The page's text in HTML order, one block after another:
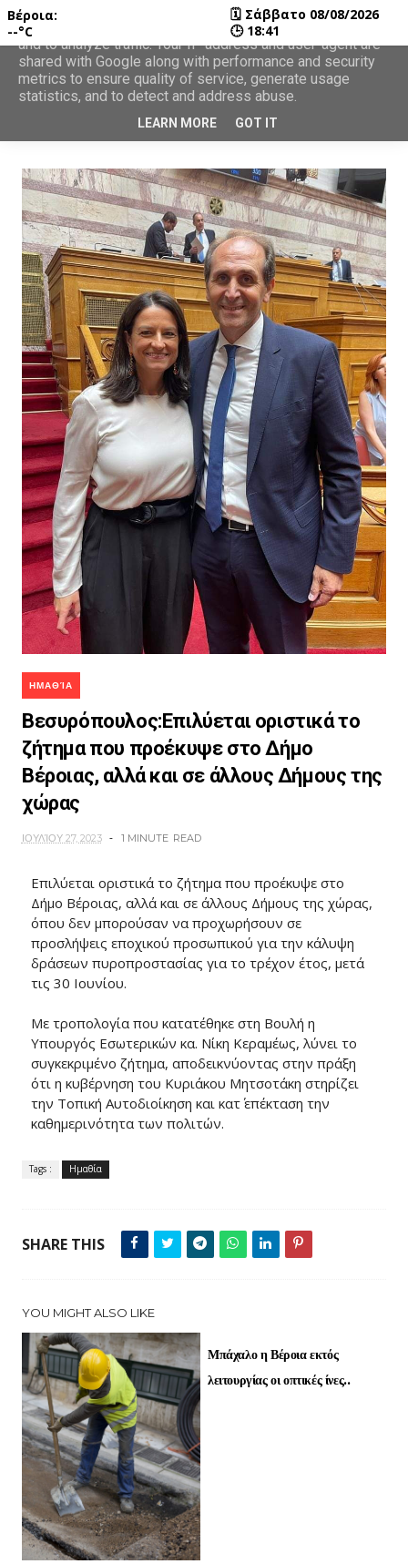
ΗΜΑΘΊΑ
Βεσυρόπουλος:Επιλύεται οριστικά το
ζήτημα που προέκυψε στο Δήμο
Βέροιας, αλλά και σε άλλους Δήμους της
χώρας
ΙΟΥΛΊΟΥ 27, 2023 1 MINUTE READ
Επιλύεται οριστικά το ζήτημα που προέκυψε στο
Δήμο Βέροιας, αλλά και σε άλλους Δήμους της χώρας,
όπου δεν μπορούσαν να προχωρήσουν σε
προσλήψεις εποχικού προσωπικού για την κάλυψη
δράσεων πυροπροστασίας για το τρέχον έτος, μετά
τις 30 Ιουνίου.
Με τροπολογία που κατατέθηκε στη Βουλή η
Υπουργός Εσωτερικών κα. Νίκη Κεραμέως, λύνει το
συγκεκριμένο ζήτημα, αποδεικνύοντας στην πράξη
ότι η κυβέρνηση του Κυριάκου Μητσοτάκη στηρίζει
την Τοπική Αυτοδιοίκηση και κατ΄ επέκταση την
καθημερινότητα των πολιτών.
Tags : Ημαθία
SHARE THIS
YOU MIGHT ALSO LIKE
Μπάχαλο η Βέροια εκτός
λειτουργίας οι οπτικές ίνες..
Βέροια:
--°C
🗓 Σάββατο 08/08/2026
🕒 18:41
This site uses cookies from Google to deliver its services
and to analyze traffic. Your IP address and user-agent are
shared with Google along with performance and security
metrics to ensure quality of service, generate usage
statistics, and to detect and address abuse.
LEARN MORE GOT IT